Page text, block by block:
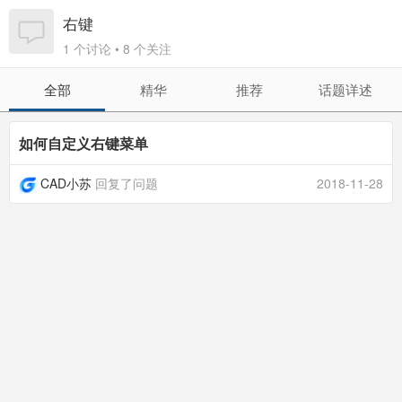
右键
1 个讨论 • 8 个关注
全部 精华 推荐 话题详述
如何自定义右键菜单
CAD小苏 回复了问题 2018-11-28